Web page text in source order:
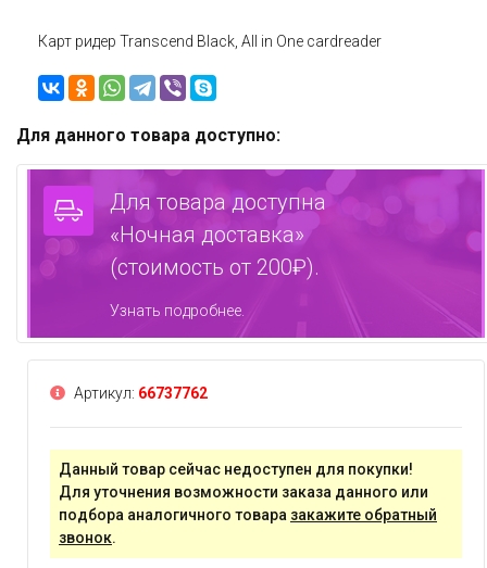
Карт ридер Transcend Black, All in One cardreader
Для данного товара доступно:
Для товара доступна
«Ночная доставка»
(стоимость от 200₽).
Узнать подробнее.
Артикул: 66737762
Данный товар сейчас недоступен для покупки!
Для уточнения возможности заказа данного или
подбора аналогичного товара закажите обратный
звонок.